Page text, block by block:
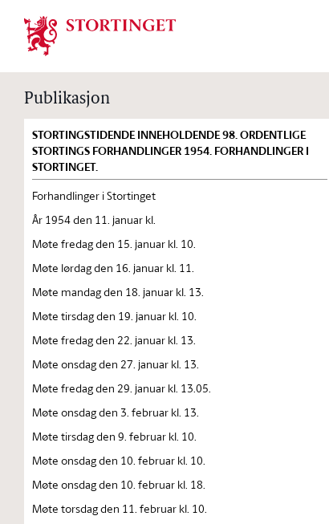
Stortinget.no
Publikasjon
STORTINGSTIDENDE INNEHOLDENDE 98. ORDENTLIGE
STORTINGS FORHANDLINGER 1954. FORHANDLINGER I
STORTINGET.
Forhandlinger i Stortinget
År 1954 den 11. januar kl.
Møte fredag den 15. januar kl. 10.
Møte lørdag den 16. januar kl. 11.
Møte mandag den 18. januar kl. 13.
Møte tirsdag den 19. januar kl. 10.
Møte fredag den 22. januar kl. 13.
Møte onsdag den 27. januar kl. 13.
Møte fredag den 29. januar kl. 13.05.
Møte onsdag den 3. februar kl. 13.
Møte tirsdag den 9. februar kl. 10.
Møte onsdag den 10. februar kl. 10.
Møte onsdag den 10. februar kl. 18.
Møte torsdag den 11. februar kl. 10.